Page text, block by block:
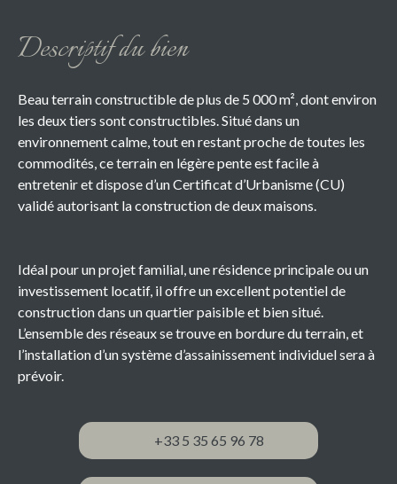
Descriptif du bien
Beau terrain constructible de plus de 5 000 m², dont environ
les deux tiers sont constructibles. Situé dans un
environnement calme, tout en restant proche de toutes les
commodités, ce terrain en légère pente est facile à
entretenir et dispose d’un Certificat d’Urbanisme (CU)
validé autorisant la construction de deux maisons.
Idéal pour un projet familial, une résidence principale ou un
investissement locatif, il offre un excellent potentiel de
construction dans un quartier paisible et bien situé.
L’ensemble des réseaux se trouve en bordure du terrain, et
l’installation d’un système d’assainissement individuel sera à
prévoir.
+33 5 35 65 96 78